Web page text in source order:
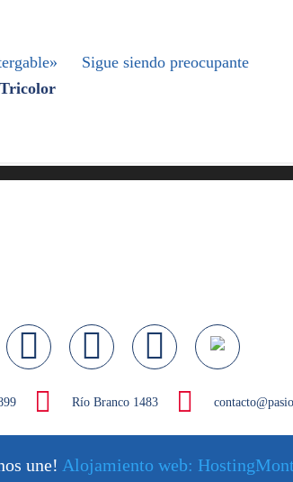
Sigue siendo preocupante
Río Branco 1483
une! Alojamiento web: